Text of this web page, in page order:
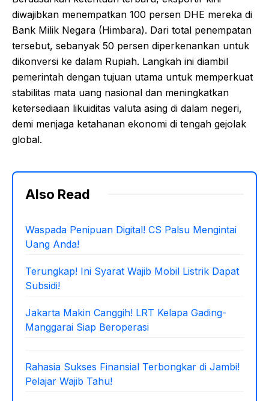
diwajibkan menempatkan 100 persen DHE mereka di
Bank Milik Negara (Himbara). Dari total penempatan
tersebut, sebanyak 50 persen diperkenankan untuk
dikonversi ke dalam Rupiah. Langkah ini diambil
pemerintah dengan tujuan utama untuk memperkuat
stabilitas mata uang nasional dan meningkatkan
ketersediaan likuiditas valuta asing di dalam negeri,
demi menjaga ketahanan ekonomi di tengah gejolak
global.
Also Read
Waspada Penipuan Digital! CS Palsu Mengintai
Uang Anda!
Terungkap! Ini Syarat Wajib Mobil Listrik Dapat
Subsidi!
Jakarta Makin Canggih! LRT Kelapa Gading-
Manggarai Siap Beroperasi
Rahasia Sukses Finansial Terbongkar di Jambi!
Pelajar Wajib Tahu!